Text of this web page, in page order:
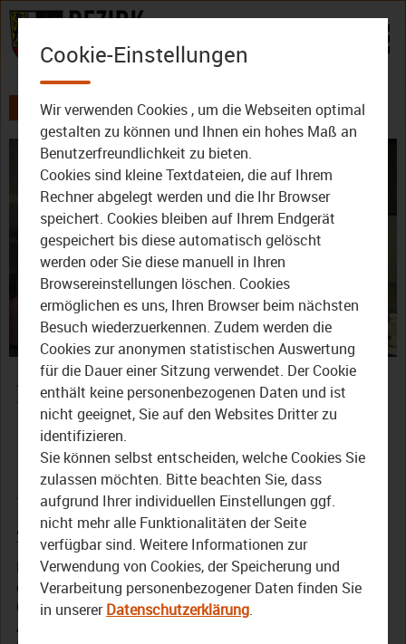
Zum Inhalt
AKTUELLES ALLE VIDEOS
Video
Allmalädda: Von „Dunna
Wedda Margaret“ bis
„Meichela“
28. Dezember 2023
„Meichela“ ist das Oberfränkische Wort des Jahres 2023.
TVO geht dessen Herkunft, Bedeutung und dessen
Bekanntheit nach. Dafür trifft TVO die Trachtenberaterin
des Bezirks Oberfranken und spricht mit den Bamberger
Gärtnern über die traditionelle Bindeweise des Meichelas.
Außerdem lesen für TVO Mundartautorin Sonja Keil und
Cookie-Einstellungen
Wir verwenden Cookies , um die Webseiten optimal
gestalten zu können und Ihnen ein hohes Maß an
Benutzerfreundlichkeit zu bieten.
Cookies sind kleine Textdateien, die auf Ihrem
Rechner abgelegt werden und die Ihr Browser
speichert. Cookies bleiben auf Ihrem Endgerät
gespeichert bis diese automatisch gelöscht
werden oder Sie diese manuell in Ihren
Browsereinstellungen löschen. Cookies
ermöglichen es uns, Ihren Browser beim nächsten
Besuch wiederzuerkennen. Zudem werden die
Cookies zur anonymen statistischen Auswertung
für die Dauer einer Sitzung verwendet. Der Cookie
enthält keine personenbezogenen Daten und ist
nicht geeignet, Sie auf den Websites Dritter zu
identifizieren.
Sie können selbst entscheiden, welche Cookies Sie
zulassen möchten. Bitte beachten Sie, dass
aufgrund Ihrer individuellen Einstellungen ggf.
nicht mehr alle Funktionalitäten der Seite
verfügbar sind. Weitere Informationen zur
Verwendung von Cookies, der Speicherung und
Verarbeitung personenbezogener Daten finden Sie
in unsererDatenschutzerklärung.